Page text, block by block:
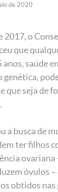
de 2020
2017, o
que
saúde
que seja de
a busca de
ter filhos
ovariana
óvulos –
obtidos nas